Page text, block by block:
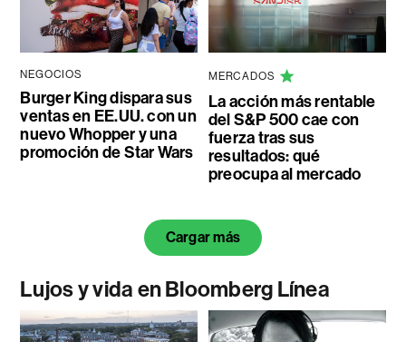
NEGOCIOS
Burger King dispara sus
ventas en EE.UU. con un
nuevo Whopper y una
promoción de Star Wars
MERCADOS
La acción más rentable
del S&P 500 cae con
fuerza tras sus
resultados: qué
preocupa al mercado
Cargar más
Lujos y vida en Bloomberg Línea